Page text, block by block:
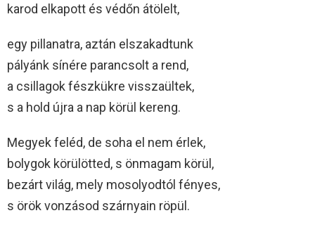
karod elkapott és védőn átölelt,
egy pillanatra, aztán elszakadtunk
pályánk sínére parancsolt a rend,
a csillagok fészkükre visszaültek,
s a hold újra a nap körül kereng.
Megyek feléd, de soha el nem érlek,
bolygok körülötted, s önmagam körül,
bezárt világ, mely mosolyodtól fényes,
s örök vonzásod szárnyain röpül.